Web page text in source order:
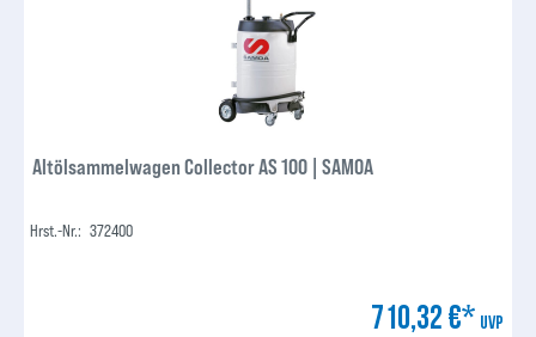
Altölsammelwagen Collector AS 100 | SAMOA
Hrst.-Nr.: 372400
710,32 €* UVP